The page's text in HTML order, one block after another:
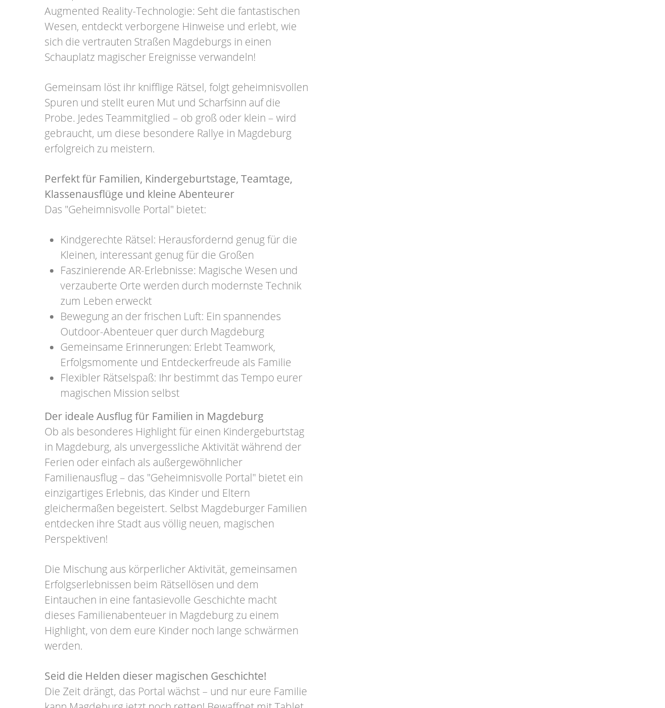
Augmented Reality-Technologie: Seht die fantastischen
Wesen, entdeckt verborgene Hinweise und erlebt, wie
sich die vertrauten Straßen Magdeburgs in einen
Schauplatz magischer Ereignisse verwandeln!
Gemeinsam löst ihr knifflige Rätsel, folgt geheimnisvollen
Spuren und stellt euren Mut und Scharfsinn auf die
Probe. Jedes Teammitglied – ob groß oder klein – wird
gebraucht, um diese besondere Rallye in Magdeburg
erfolgreich zu meistern.
Perfekt für Familien, Kindergeburtstage, Teamtage,
Klassenausflüge und kleine Abenteurer
Das "Geheimnisvolle Portal" bietet:
Kindgerechte Rätsel: Herausfordernd genug für die
Kleinen, interessant genug für die Großen
Faszinierende AR-Erlebnisse: Magische Wesen und
verzauberte Orte werden durch modernste Technik
zum Leben erweckt
Bewegung an der frischen Luft: Ein spannendes
Outdoor-Abenteuer quer durch Magdeburg
Gemeinsame Erinnerungen: Erlebt Teamwork,
Erfolgsmomente und Entdeckerfreude als Familie
Flexibler Rätselspaß: Ihr bestimmt das Tempo eurer
magischen Mission selbst
Der ideale Ausflug für Familien in Magdeburg
Ob als besonderes Highlight für einen Kindergeburtstag
in Magdeburg, als unvergessliche Aktivität während der
Ferien oder einfach als außergewöhnlicher
Familienausflug – das "Geheimnisvolle Portal" bietet ein
einzigartiges Erlebnis, das Kinder und Eltern
gleichermaßen begeistert. Selbst Magdeburger Familien
entdecken ihre Stadt aus völlig neuen, magischen
Perspektiven!
Die Mischung aus körperlicher Aktivität, gemeinsamen
Erfolgserlebnissen beim Rätsellösen und dem
Eintauchen in eine fantasievolle Geschichte macht
dieses Familienabenteuer in Magdeburg zu einem
Highlight, von dem eure Kinder noch lange schwärmen
werden.
Seid die Helden dieser magischen Geschichte!
Die Zeit drängt, das Portal wächst – und nur eure Familie